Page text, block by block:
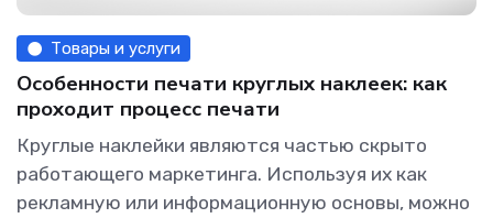
Товары и услуги
Особенности печати круглых наклеек: как
проходит процесс печати
Круглые наклейки являются частью скрыто
работающего маркетинга. Используя их как
рекламную или информационную основы, можно